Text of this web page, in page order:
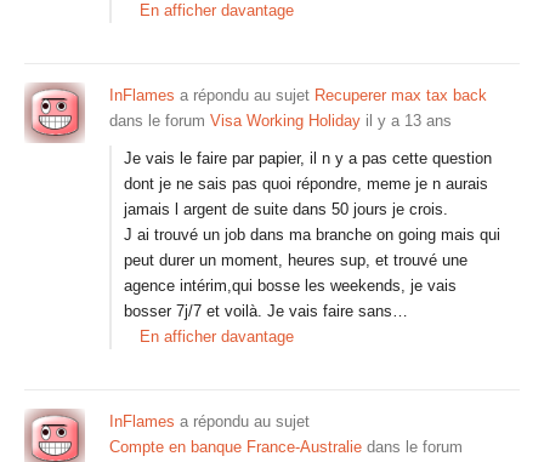
En afficher davantage
InFlames a répondu au sujet Recuperer max tax back
dans le forum Visa Working Holiday il y a 13 ans
Je vais le faire par papier, il n y a pas cette question
dont je ne sais pas quoi répondre, meme je n aurais
jamais l argent de suite dans 50 jours je crois.
J ai trouvé un job dans ma branche on going mais qui
peut durer un moment, heures sup, et trouvé une
agence intérim,qui bosse les weekends, je vais
bosser 7j/7 et voilà. Je vais faire sans…
En afficher davantage
InFlames a répondu au sujet
Compte en banque France-Australie dans le forum